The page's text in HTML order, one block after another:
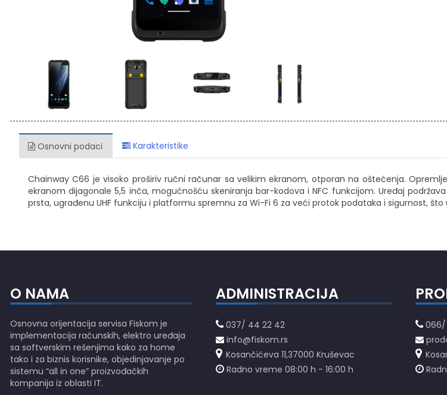
Osnovni podaci Karakteristike
Chainway C66 je visoko proširiv ručni računar sa velikim ekranom, otporan na oštećenja.
ekranom dijagonale 5,5 inča, mogućnošću skeniranja bar-kodova i NFC funkcijom. Uređaj
prsta, ugrađenu UHF funkciju i platformu spremnu za Wi-Fi 6 za veći protok podataka i sigurnost,
O NAMA
Osnovna orijentacija servisa Fiskom je
implementacija računskih, elektro uređaja
sa softverskim rešenjima kako za home
tako i za biznis korisnike, objedinjavanje po
sistemu “all in one” proizvođačkih
kompanija iz oblasti IT.
ADMINISTRACIJA
037/ 44 22 42
info@fiskom.rs
Kosančićeva 11,37000 Kruševac
Radno vreme 08:00 h - 16:00 h
066/